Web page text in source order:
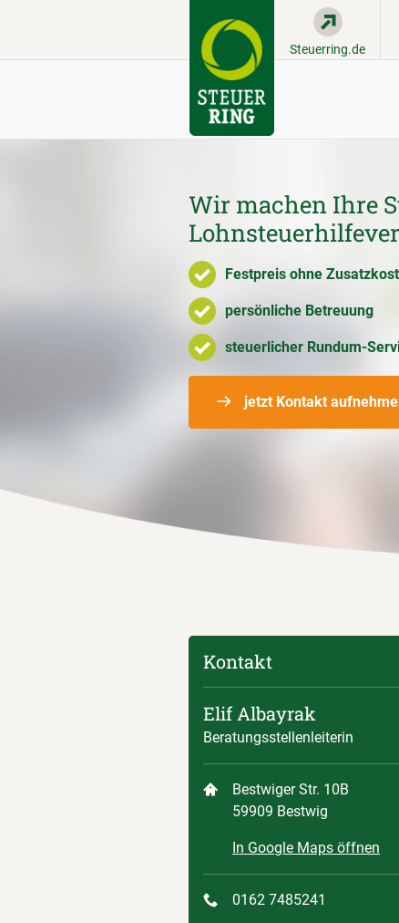
Steuerring.de
Wir machen Ihre
Festpreis ohne
persönliche Betreuung
steuerlicher Rundum-
jetzt Kontakt
Kontakt
Elif Albayrak
Beratungsstellenleiterin
Bestwiger Str. 10B
59909 Bestwig
In Google Maps öffnen
0162 7485241